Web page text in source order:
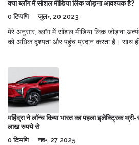
क्या ब्लॉग में सोशल मीडिया लिंक जोड़ना आवश्यक है?
0 टिप्पणि जुल॰, 20 2023
मेरे अनुसार, ब्लॉग में सोशल मीडिया लिंक जोड़ना
को अधिक दृश्यता और पहुंच प्रदान करता है। साथ
सोशल मीडिया लिंक जोड़ना महत्वपूर्ण है।
महिंद्रा ने लॉन्च किया भारत का पहला इलेक्ट्रिक
लाख रुपये से
0 टिप्पणि नव॰, 27 2025